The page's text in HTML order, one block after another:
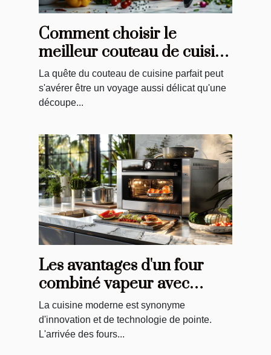
Comment choisir le
meilleur couteau de cuisine
pour vos besoins
La quête du couteau de cuisine parfait peut
s'avérer être un voyage aussi délicat qu'une
découpe...
Les avantages d'un four
combiné vapeur avec
sonde et caméra intégrée
La cuisine moderne est synonyme
d'innovation et de technologie de pointe.
L'arrivée des fours...